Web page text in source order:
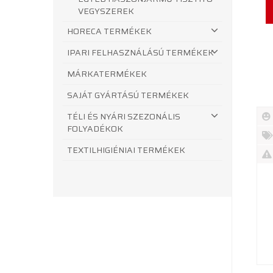
VEGYSZEREK
HORECA TERMÉKEK
IPARI FELHASZNÁLÁSÚ TERMÉKEK
MÁRKATERMÉKEK
SAJÁT GYÁRTÁSÚ TERMÉKEK
TÉLI ÉS NYÁRI SZEZONÁLIS
FOLYADÉKOK
TEXTILHIGIÉNIAI TERMÉKEK
Új
%